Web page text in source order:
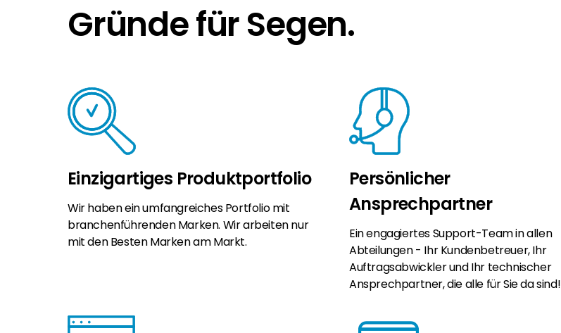
Gründe für Segen.
Einzigartiges Produktportfolio
Wir haben ein umfangreiches Portfolio mit
branchenführenden Marken. Wir arbeiten nur
mit den Besten Marken am Markt.
Persönlicher
Ansprechpartner
Ein engagiertes Support-Team in allen
Abteilungen - Ihr Kundenbetreuer, Ihr
Auftragsabwickler und Ihr technischer
Ansprechpartner, die alle für Sie da sind!